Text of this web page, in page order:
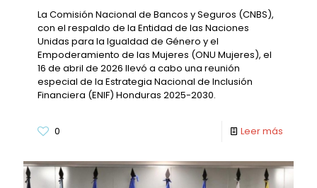
La Comisión Nacional de Bancos y Seguros (CNBS),
con el respaldo de la Entidad de las Naciones
Unidas para la Igualdad de Género y el
Empoderamiento de las Mujeres (ONU Mujeres), el
16 de abril de 2026 llevó a cabo una reunión
especial de la Estrategia Nacional de Inclusión
Financiera (ENIF) Honduras 2025-2030.
0 Leer más